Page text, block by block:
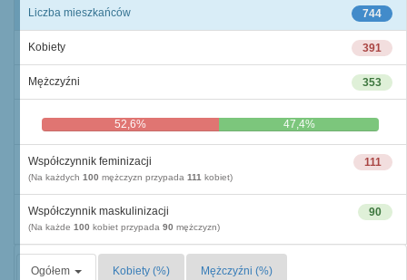
744
Liczba mieszkańców
391
Kobiety
353
Mężczyźni
52,6% 47,4%
111
Współczynnik feminizacji
(Na każdych 100 mężczyzn przypada 111 kobiet)
90
Współczynnik maskulinizacji
(Na każde 100 kobiet przypada 90 mężczyzn)
Ogółem Kobiety (%) Mężczyźni (%)